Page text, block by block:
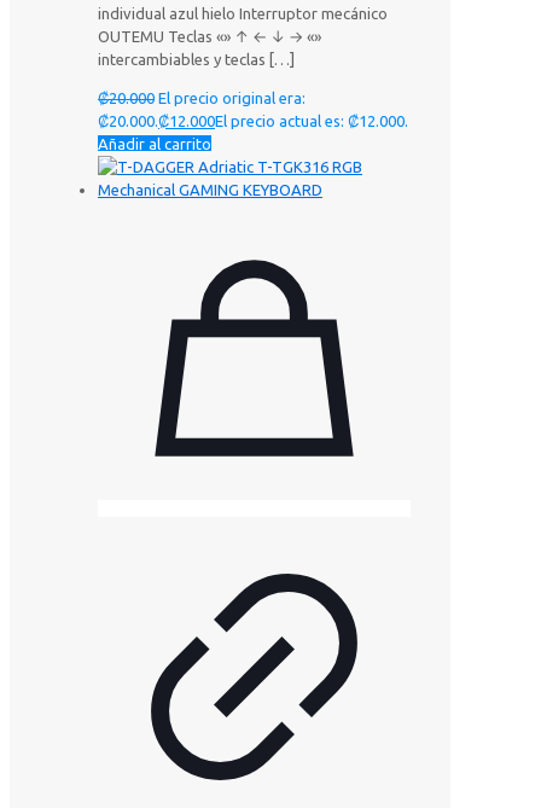
individual azul hielo Interruptor mecánico
OUTEMU Teclas «» ↑ ← ↓ → «»
intercambiables y teclas […]
₡20.000 El precio original era:
₡20.000. ₡12.000El precio actual es: ₡12.000.
Añadir al carrito